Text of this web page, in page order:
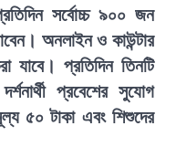
সর্বোচ্চ ৯০০ জন
অনলাইন ও কাউন্টার
প্রতিদিন তিনটি
প্রবেশের সুযোগ
৫০ টাকা এবং শিশুদের